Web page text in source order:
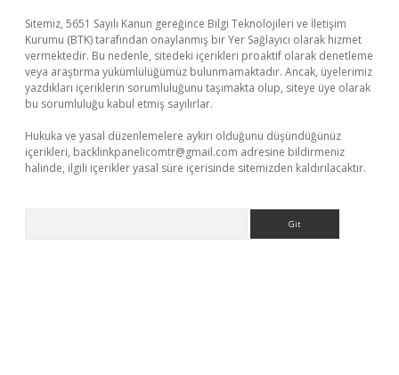
Sitemiz, 5651 Sayılı Kanun gereğince Bilgi Teknolojileri ve İletişim
Kurumu (BTK) tarafından onaylanmış bir Yer Sağlayıcı olarak hizmet
vermektedir. Bu nedenle, sitedeki içerikleri proaktif olarak denetleme
veya araştırma yükümlülüğümüz bulunmamaktadır. Ancak, üyelerimiz
yazdıkları içeriklerin sorumluluğunu taşımakta olup, siteye üye olarak
bu sorumluluğu kabul etmiş sayılırlar.
Hukuka ve yasal düzenlemelere aykırı olduğunu düşündüğünüz
içerikleri, backlinkpanelicomtr@gmail.com adresine bildirmeniz
halinde, ilgili içerikler yasal süre içerisinde sitemizden kaldırılacaktır.